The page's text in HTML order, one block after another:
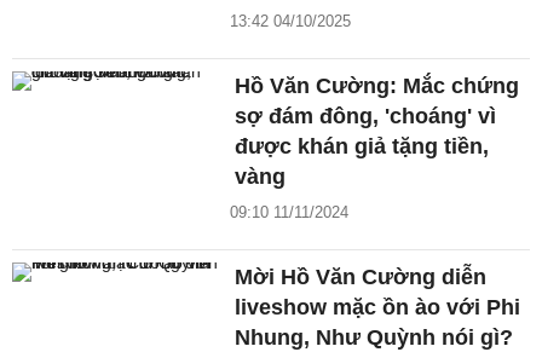
13:42 04/10/2025
Hồ Văn Cường: Mắc chứng
sợ đám đông, 'choáng' vì
được khán giả tặng tiền,
vàng
09:10 11/11/2024
Mời Hồ Văn Cường diễn
liveshow mặc ồn ào với Phi
Nhung, Như Quỳnh nói gì?